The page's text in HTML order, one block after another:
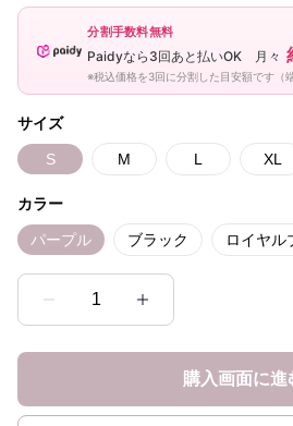
分割手数料無料
Paidyなら3回あと払いOK 月々
※税込価格を3回に分割した目安額です（
サイズ
S M L XL
カラー
パープル ブラック ロイヤル
1
購入画面に進